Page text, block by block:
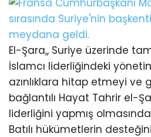
El-Şara,, Suriye üzerinde
İslamcı liderliğindeki
azınlıklara hitap etmeyi ve
bağlantılı Hayat Tahrir el-
liderliğini yapmış
Batılı hükümetlerin